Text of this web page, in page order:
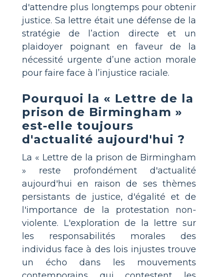
d'attendre plus longtemps pour obtenir
justice. Sa lettre était une défense de la
stratégie de l’action directe et un
plaidoyer poignant en faveur de la
nécessité urgente d’une action morale
pour faire face à l’injustice raciale.
Pourquoi la « Lettre de la
prison de Birmingham »
est-elle toujours
d'actualité aujourd'hui ?
La « Lettre de la prison de Birmingham
» reste profondément d'actualité
aujourd'hui en raison de ses thèmes
persistants de justice, d'égalité et de
l'importance de la protestation non-
violente. L'exploration de la lettre sur
les responsabilités morales des
individus face à des lois injustes trouve
un écho dans les mouvements